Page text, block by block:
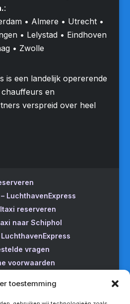
toestemming
:
• Almere • Utrecht •
• Lelystad • Eindhoven
• Zwolle
is een landelijk opererende
chauffeurs en
verspreid over heel
LuchthavenExpress
reserveren
naar Schiphol
vragen
voorwaarden